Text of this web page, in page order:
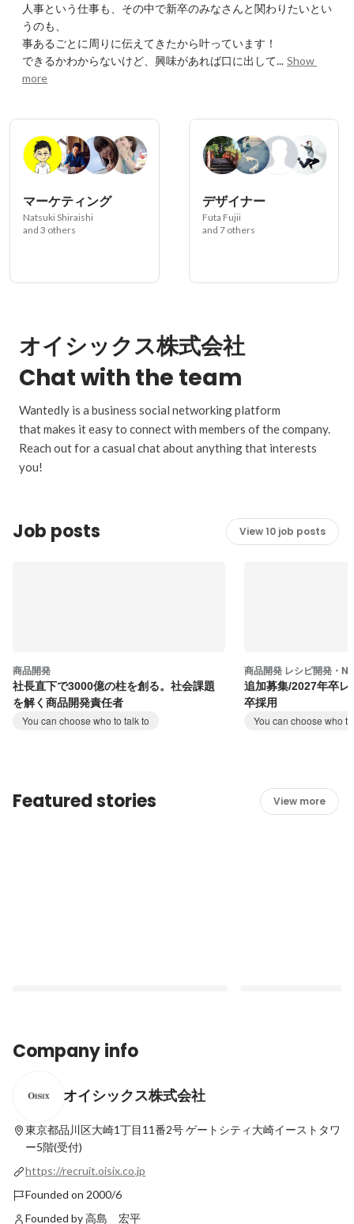
人事という仕事も、その中で新卒のみなさんと関わりたいとい
うのも、
事あるごとに周りに伝えてきたから叶っています！
できるかわからないけど、興味があれば口に出して... Show
more
マーケティング
Natsuki Shiraishi
and 3 others
デザイナー
Futa Fujii
and 7 others
オイシックス株式会社
Chat with the team
Wantedly is a business social networking platform
that makes it easy to connect with members of the company.
Reach out for a casual chat about anything that interests
you!
Job posts View 10 job posts
商品開発
社長直下で3000億の柱を創る。社会課題
を解く商品開発責任者
You can choose who to talk to
商品開発 レシピ開発・
追加募集/2027年卒
卒採用
You can choose who
Featured stories View more
入社から約5年で、Oisix EC事業の副本部
で会社を牽引する存在へ
Latest
ラ・大地の学生イン
Latest
Company info
オイシックス株式会社
東京都品川区大崎1丁目11番2号ゲートシティ大崎イーストタワ
ー5階(受付)
https://recruit.oisix.co.jp
Founded on 2000/6
Founded by 高島 宏平